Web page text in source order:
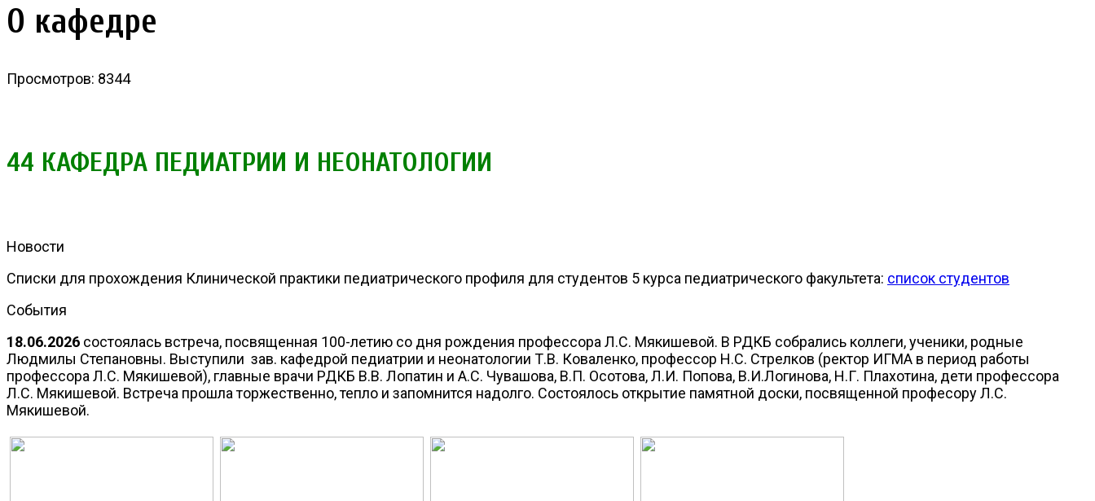
О кафедре
Просмотров: 8344
44 КАФЕДРА ПЕДИАТРИИ И НЕОНАТОЛОГИИ
Новости
Списки для прохождения Клинической практики педиатрического профиля для студентов 5 курса педиатрического факультета: список студентов
События
18.06.2026 состоялась встреча, посвященная 100-летию со дня рождения профессора Л.С. Мякишевой. В РДКБ собрались коллеги, ученики, родные
Людмилы Степановны. Выступили зав. кафедрой педиатрии и неонатологии Т.В. Коваленко, профессор Н.С. Стрелков (ректор ИГМА в период работы
профессора Л.С. Мякишевой), главные врачи РДКБ В.В. Лопатин и А.С. Чувашова, В.П. Осотова, Л.И. Попова, В.И.Логинова, Н.Г. Плахотина, дети профессора
Л.С. Мякишевой. Встреча прошла торжественно, тепло и запомнится надолго. Состоялось открытие памятной доски, посвященной професору Л.С.
Мякишевой.